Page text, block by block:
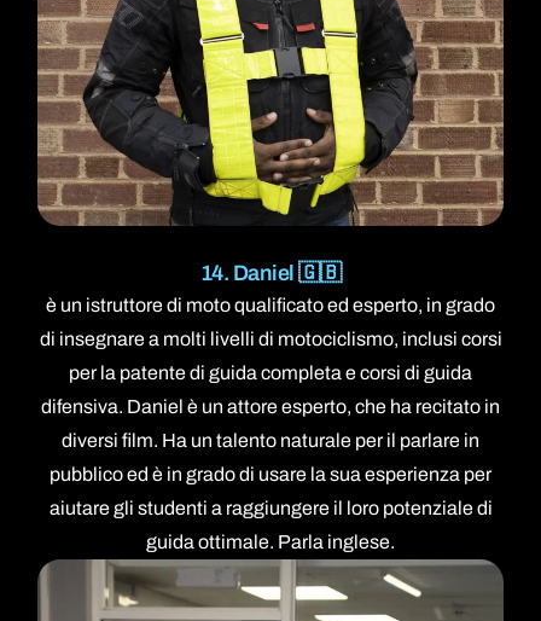
14. Daniel 🇬🇧
è un istruttore di moto qualificato ed esperto, in grado
di insegnare a molti livelli di motociclismo, inclusi corsi
per la patente di guida completa e corsi di guida
difensiva. Daniel è un attore esperto, che ha recitato in
diversi film. Ha un talento naturale per il parlare in
pubblico ed è in grado di usare la sua esperienza per
aiutare gli studenti a raggiungere il loro potenziale di
guida ottimale. Parla inglese.